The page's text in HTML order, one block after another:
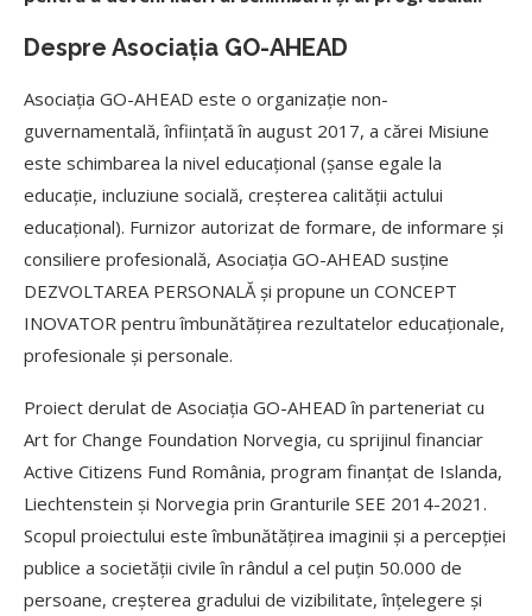
Despre Asociația GO-AHEAD
Asociația GO-AHEAD este o organizație non-
guvernamentală, înființată în august 2017, a cărei Misiune
este schimbarea la nivel educațional (șanse egale la
educație, incluziune socială, creșterea calității actului
educațional). Furnizor autorizat de formare, de informare și
consiliere profesională, Asociația GO-AHEAD susține
DEZVOLTAREA PERSONALĂ și propune un CONCEPT
INOVATOR pentru îmbunătățirea rezultatelor educaționale,
profesionale și personale.
Proiect derulat de Asociația GO-AHEAD în parteneriat cu
Art for Change Foundation Norvegia, cu sprijinul financiar
Active Citizens Fund România, program finanțat de Islanda,
Liechtenstein și Norvegia prin Granturile SEE 2014-2021.
Scopul proiectului este îmbunătățirea imaginii și a percepției
publice a societății civile în rândul a cel puțin 50.000 de
persoane, creșterea gradului de vizibilitate, înțelegere și